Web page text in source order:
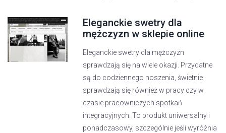
Eleganckie swetry dla
mężczyzn w sklepie online
Eleganckie swetry dla mężczyzn
sprawdzają się na wiele okazji. Przydatne
są do codziennego noszenia, świetnie
sprawdzają się również w pracy czy w
czasie pracowniczych spotkań
integracyjnych. To produkt uniwersalny i
ponadczasowy, szczególnie jeśli wyróżnia